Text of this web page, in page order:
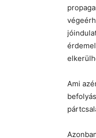
Ami